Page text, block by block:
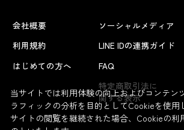
会社概要
利用規約
はじめての方へ
ソーシャルメディア
LINE IDの連携ガイド
FAQ
特定商取引法に
関する表示
当サイトでは利用体験の向上およびコンテン
ラフィックの分析を目的としてCookieを使用
サイトの閲覧を継続された場合、Cookieの利